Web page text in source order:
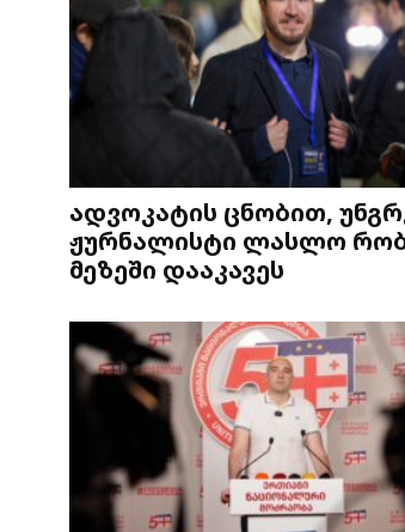
ადვოკატის ცნობით,
ჟურნალისტი ლასლო
მეზეში დააკავეს